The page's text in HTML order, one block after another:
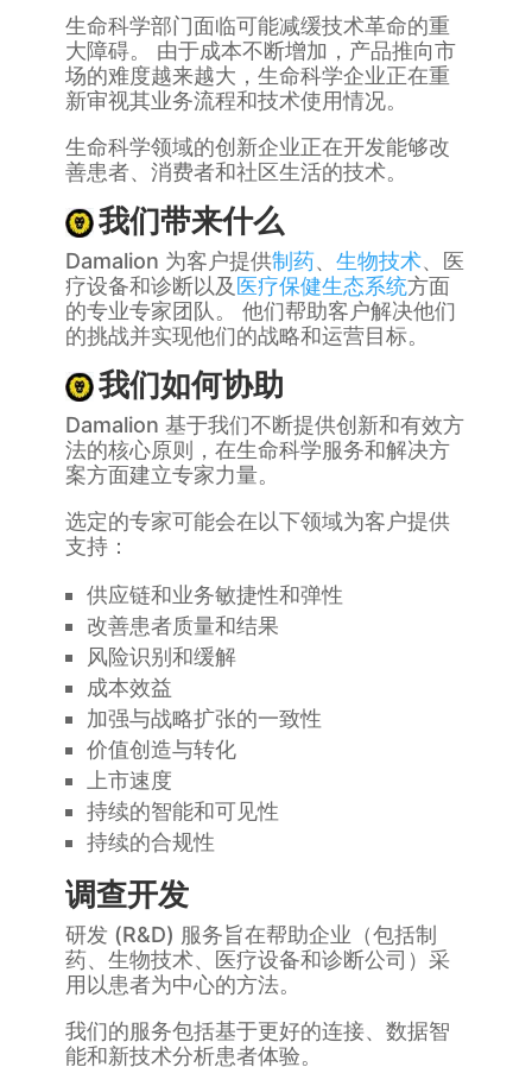
生命科学部门面临可能减缓技术革命的重
大障碍。 由于成本不断增加，产品推向市
场的难度越来越大，生命科学企业正在重
新审视其业务流程和技术使用情况。
生命科学领域的创新企业正在开发能够改
善患者、消费者和社区生活的技术。
我们带来什么
Damalion 为客户提供制药、 生物技术、医
疗设备和诊断以及医疗保健生态系统方面
的专业专家团队。 他们帮助客户解决他们
的挑战并实现他们的战略和运营目标。
我们如何协助
Damalion 基于我们不断提供创新和有效方
法的核心原则，在生命科学服务和解决方
案方面建立专家力量。
选定的专家可能会在以下领域为客户提供
支持：
供应链和业务敏捷性和弹性
改善患者质量和结果
风险识别和缓解
成本效益
加强与战略扩张的一致性
价值创造与转化
上市速度
持续的智能和可见性
持续的合规性
调查开发
研发 (R&D) 服务旨在帮助企业（包括制
药、生物技术、医疗设备和诊断公司）采
用以患者为中心的方法。
我们的服务包括基于更好的连接、数据智
能和新技术分析患者体验。